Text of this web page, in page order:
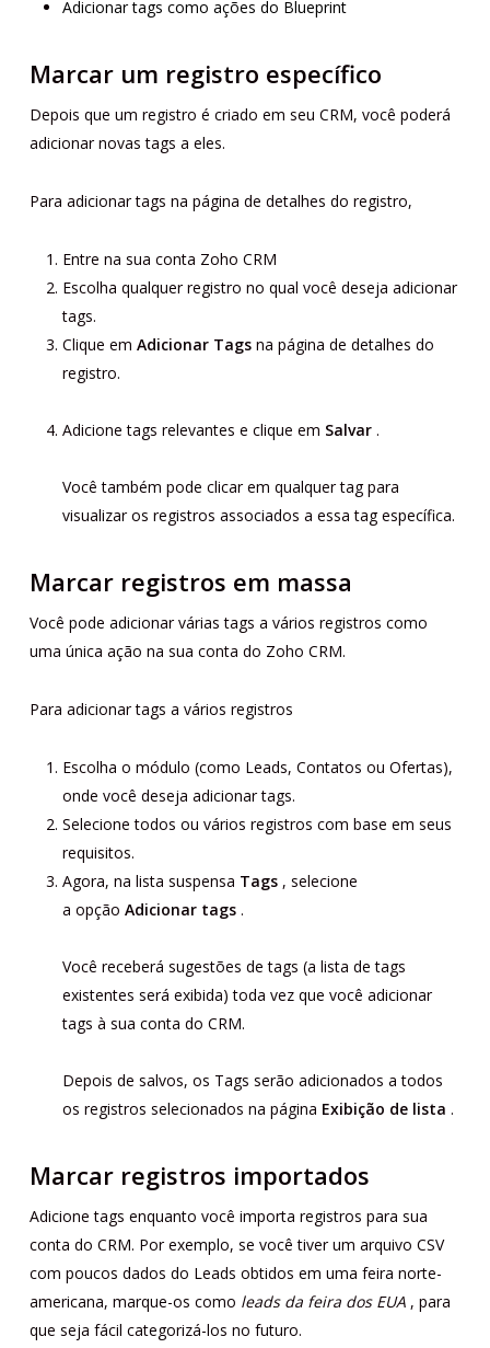
Adicionar tags como ações do Blueprint
Marcar um registro específico
Depois que um registro é criado em seu CRM, você poderá
adicionar novas tags a eles.
Para adicionar tags na página de detalhes do registro,
Entre na sua conta Zoho CRM
Escolha qualquer registro no qual você deseja adicionar
tags.
Clique em Adicionar Tagsna página de detalhes do
registro.
Adicione tags relevantes e clique em Salvar.
Você também pode clicar em qualquer tag para
visualizar os registros associados a essa tag específica.
Marcar registros em massa
Você pode adicionar várias tags a vários registros como
uma única ação na sua conta do Zoho CRM.
Para adicionar tags a vários registros
Escolha o módulo (como Leads, Contatos ou Ofertas),
onde você deseja adicionar tags.
Selecione todos ou vários registros com base em seus
requisitos.
Agora, na lista suspensa Tags, selecione
a opção Adicionar tags.
Você receberá sugestões de tags (a lista de tags
existentes será exibida) toda vez que você adicionar
tags à sua conta do CRM.
Depois de salvos, os Tags serão adicionados a todos
os registros selecionados na página Exibição de lista .
Marcar registros importados
Adicione tags enquanto você importa registros para sua
conta do CRM. Por exemplo, se você tiver um arquivo CSV
com poucos dados do Leads obtidos em uma feira norte-
americana, marque-os como leads da feira dos EUA, para
que seja fácil categorizá-los no futuro.